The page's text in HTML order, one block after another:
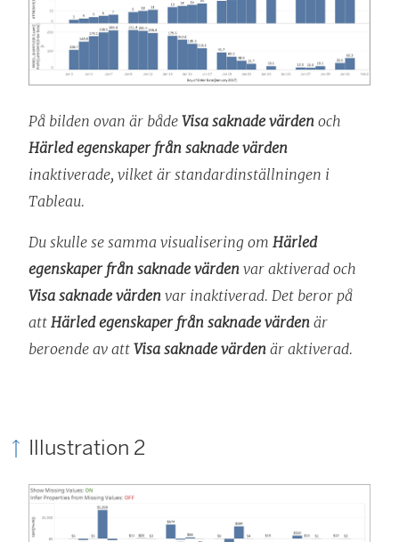
På bilden ovan är både Visa saknade värden och
Härled egenskaper från saknade värden
inaktiverade, vilket är standardinställningen i
Tableau.
Du skulle se samma visualisering om Härled
egenskaper från saknade värden var aktiverad och
Visa saknade värden var inaktiverad. Det beror på
att Härled egenskaper från saknade värden är
beroende av att Visa saknade värden är aktiverad.
Illustration 2